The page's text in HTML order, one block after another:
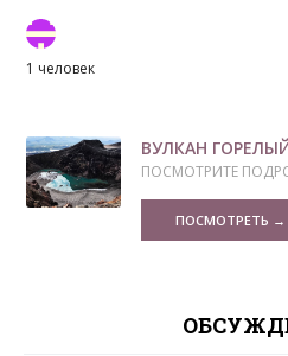
1 человек
ВУЛКАН
ПОСМОТРИТЕ
ПОСМОТРЕТЬ →